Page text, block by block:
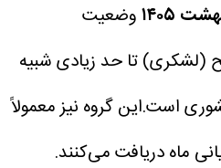
۱۴۰۵
وضعیت
(لشکری) تا حد زیادی شبیه
است.این گروه نیز معمولاً
ماه دریافت می‌کنند.